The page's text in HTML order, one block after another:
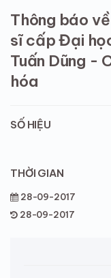
Thông báo
sĩ cấp Đại
Tuấn Dũng -
hóa
SỐ HIỆU
THỜI GIAN
28-09-2017
28-09-2017